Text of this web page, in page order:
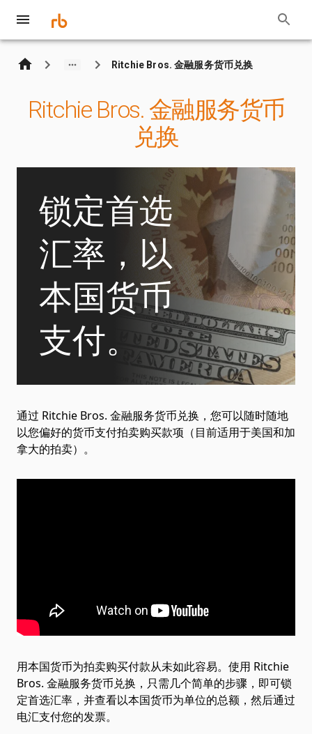
Ritchie Bros. 金融服务货币兑换
Ritchie Bros. 金融服务货币
兑换
锁定首选
汇率，以
本国货币
支付。
通过 Ritchie Bros. 金融服务货币兑换，您可以随时随地
以您偏好的货币支付拍卖购买款项（目前适用于美国和加
拿大的拍卖）。
用本国货币为拍卖购买付款从未如此容易。使用 Ritchie
Bros. 金融服务货币兑换，只需几个简单的步骤，即可锁
定首选汇率，并查看以本国货币为单位的总额，然后通过
电汇支付您的发票。